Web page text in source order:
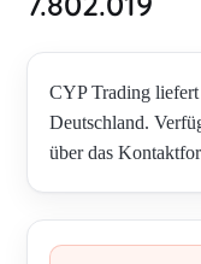
CYP Trading
Deutschland.
über das